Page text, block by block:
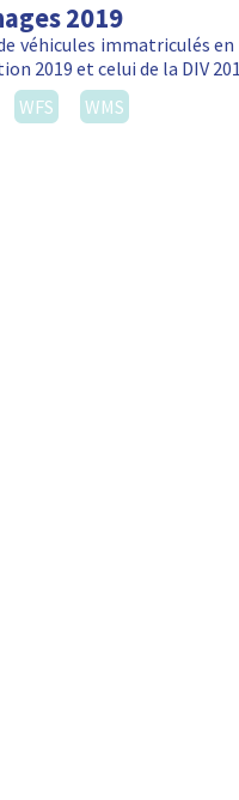
2019
véhicules immatriculés en
2019 et celui de la DIV
WFS WMS